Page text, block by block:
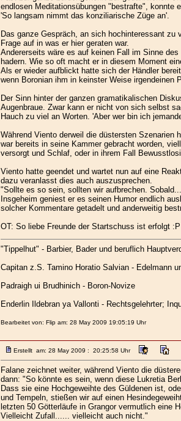
endlosen Meditationsübungen "bestrafte", konnte
'So langsam nimmt das konziliarische Züge an'.
Das ganze Gespräch, an sich hochinteressant
Frage auf in was er hier geraten war.
Andererseits wäre es auf keinen Fall im Sinne
hadern. Wie so oft macht er in diesem Moment
Als er wieder aufblickt hatte sich der Händler
wenn Boronian ihm in keinster Weise irgendeinen
Der Sinn hinter der ganzen gramatikalischen
Augenbraue. Zwar kann er nicht von sich selbst
Hauch zu viel an Worten. 'Aber wer bin ich
Während Viento derweil die düstersten Szenarien
war bereits in seine Kammer gebracht worden,
versorgt und Schlaf, oder in ihrem Fall
Viento hatte geendet und wartet nun auf eine
dazu veranlasst dies auch auszusprechen.
"Sollte es so sein, sollten wir aufbrechen.
Insgeheim geniest er es seinen Humor endlich
solcher Kommentare getadelt und anderweitig
OT: So liebe Freunde der Startschuss ist erfolgt
"Tippelhut" - Barbier, Bader und beruflich
Capitan z.S. Tamino Horatio Salvian - Edelmann
Padraigh ui Brudhinich - Boron-Novize
Enderlin Ildebran ya Vallonti - Rechtsgelehrter;
Bearbeitet von: Flip am: 28 May 2009 19:05:19 Uhr
Erstellt am: 28 May 2009 : 20:25:58 Uhr
Falane zeichnet weiter, während Viento die
dann: "So könnte es sein, wenn diese Lukretia
Dass sie eine Hochgeweihte des Güldenen ist,
und Tempeln, stießen wir auf einen
letzten 50 Götterläufe in Grangor vermutlich eine
Vielleicht Zufall...... vielleicht auch nicht."